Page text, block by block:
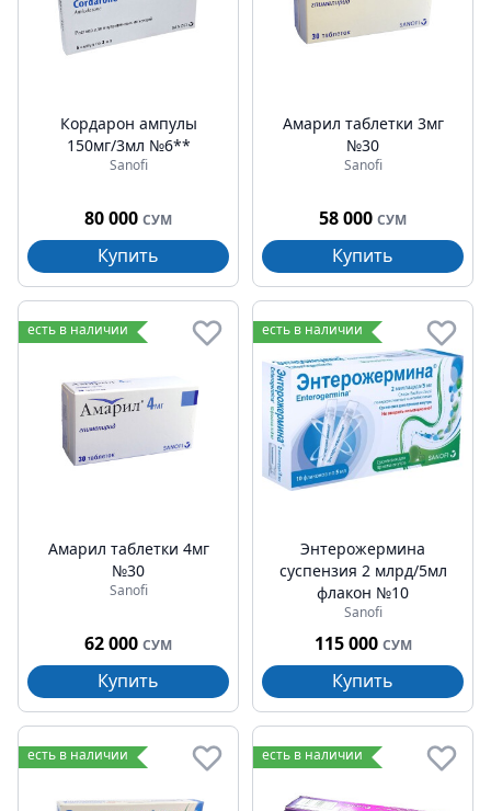
Кордарон ампулы
150мг/3мл №6**
Sanofi
80 000 СУМ
Купить
Амарил таблетки 3мг
№30
Sanofi
58 000 СУМ
Купить
есть в наличии
Амарил таблетки 4мг
№30
Sanofi
62 000 СУМ
Купить
есть в наличии
Энтерожермина
суспензия 2 млрд/5мл
флакон №10
Sanofi
115 000 СУМ
Купить
есть в наличии есть в наличии